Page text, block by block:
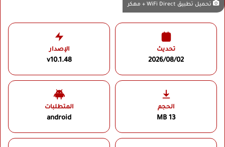
تحميل تطبيق WiFi Direct + مهكر
تحديث
2026/08/02
الإصدار
v10.1.48
الحجم
13 MB
المتطلبات
android